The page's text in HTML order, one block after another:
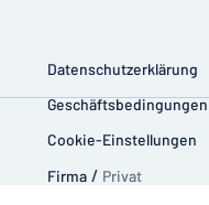
Datenschutzerklärung
Geschäftsbedingungen
Cookie-Einstellungen
Firma / Privat